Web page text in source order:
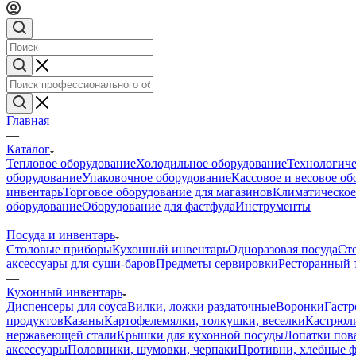
Главная
—
Каталог
Тепловое оборудованиеХолодильное оборудование
оборудованиеУпаковочное оборудованиеКассовое и весовое
инвентарьТорговое оборудование для магазинов
оборудованиеОборудование для фастфудаИнструменты
—
Посуда и инвентарь
Столовые приборыКухонный инвентарьОдноразовая посуда
аксессуары для суши-баровПредметы сервировкиРесторанный
—
Кухонный инвентарь
Диспенсеры для соусаВилки, ложки раздаточныеВоронки
продуктовКазаныКартофелемялки, толкушки, веселки
нержавеющей сталиКрышки для кухонной посудыЛопатки
аксессуарыПоловники, шумовки, черпакиПротивни, хлебные